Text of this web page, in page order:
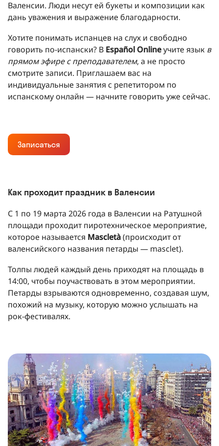
Валенсии. Люди несут ей букеты и композиции как
дань уважения и выражение благодарности.
Хотите понимать испанцев на слух и свободно
говорить по-испански? В Español Onlineучите язык в
прямом эфире с преподавателем, а не просто
смотрите записи. Приглашаем вас на
индивидуальные занятия с репетитором по
испанскому онлайн — начните говорить уже сейчас.
Записаться
Как проходит праздник в Валенсии
C 1 по 19 марта 2026 года в Валенсии на Ратушной
площади проходит пиротехническое мероприятие,
которое называется Mascletà(происходит от
валенсийского названия петарды — masclet).
Толпы людей каждый день приходят на площадь в
14:00, чтобы поучаствовать в этом мероприятии.
Петарды взрываются одновременно, создавая шум,
похожий на музыку, которую можно услышать на
рок-фестивалях.